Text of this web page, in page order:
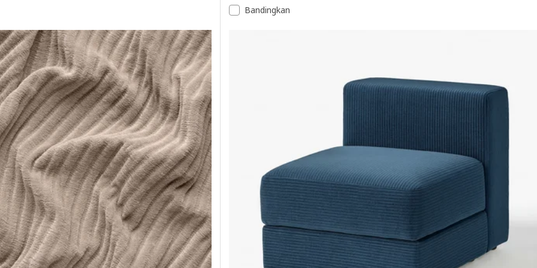
kusyen penyandar, Samsala biru gelap Pilihan: JÄTTEBO, Sarung 1.5 tempat duduk + storan, Samsala kuning gelap-
Bandingkan